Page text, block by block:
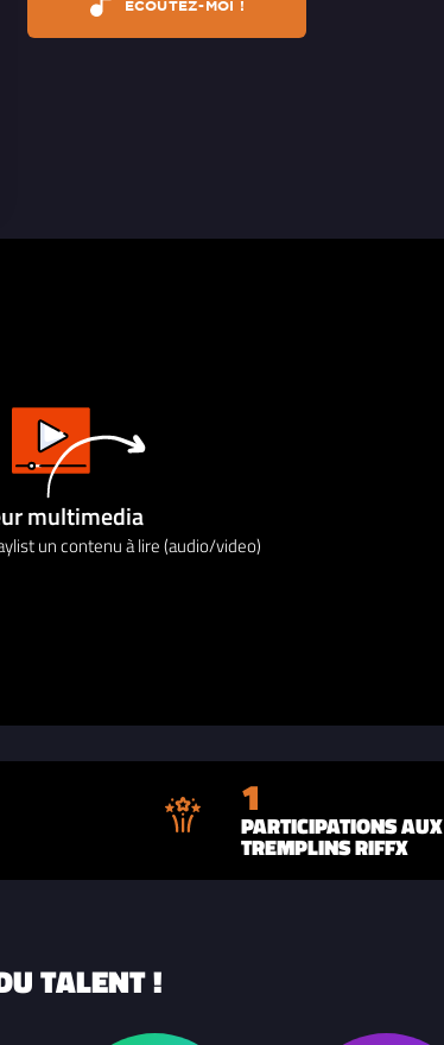
ÉCOUTEZ-MOI !
multimedia
un contenu à lire (audio/video)
1
PARTICIPATIONS AUX
TREMPLINS RIFFX
TALENT !